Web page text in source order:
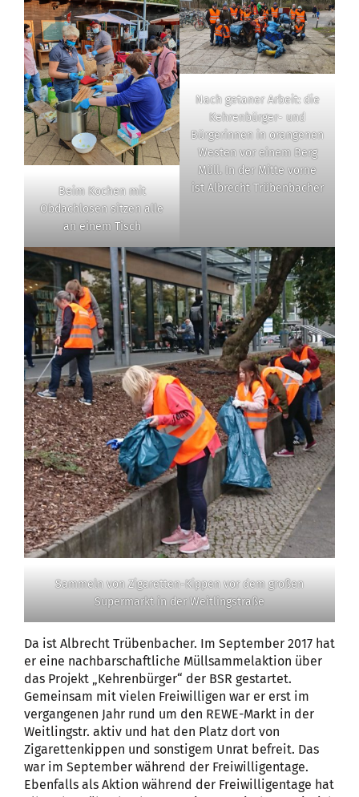
Beim Kochen mit
Obdachlosen sitzen alle
an einem Tisch
Nach getaner Arbeit: die
Kehrenbürger- und
Bürgerinnen in orangenen
Westen vor einem Berg
Müll. In der Mitte vorne
ist Albrecht Trübenbacher
Sammeln von Zigaretten-Kippen vor dem großen
Supermarkt in der Weitlingstraße
Da ist Albrecht Trübenbacher. Im September 2017 hat
er eine nachbarschaftliche Müllsammelaktion über
das Projekt „Kehrenbürger“ der BSR gestartet.
Gemeinsam mit vielen Freiwilligen war er erst im
vergangenen Jahr rund um den REWE-Markt in der
Weitlingstr. aktiv und hat den Platz dort von
Zigarettenkippen und sonstigem Unrat befreit. Das
war im September während der Freiwilligentage.
Ebenfalls als Aktion während der Freiwilligentage hat